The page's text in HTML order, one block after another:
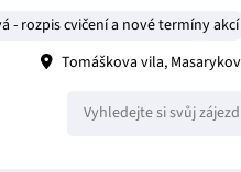
- rozpis cvičení a nové termíny akcí
Tomáškova vila,